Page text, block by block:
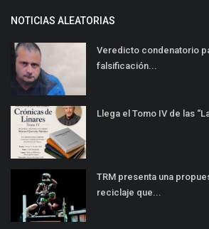
NOTICIAS ALEATORIAS
Veredicto condenatorio
falsificación...
Llega el Tomo IV de las
TRM presenta una
reciclaje que...